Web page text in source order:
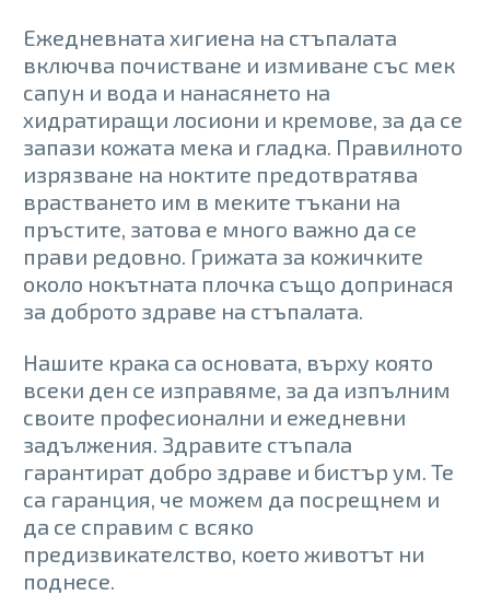
Ежедневната хигиена на стъпалата
включва почистване и измиване със мек
сапун и вода и нанасянето на
хидратиращи лосиони и кремове, за да се
запази кожата мека и гладка. Правилното
изрязване на ноктите предотвратява
врастването им в меките тъкани на
пръстите, затова е много важно да се
прави редовно. Грижата за кожичките
около нокътната плочка също допринася
за доброто здраве на стъпалата.
Нашите крака са основата, върху която
всеки ден се изправяме, за да изпълним
своите професионални и ежедневни
задължения. Здравите стъпала
гарантират добро здраве и бистър ум. Те
са гаранция, че можем да посрещнем и
да се справим с всяко
предизвикателство, което животът ни
поднесе.